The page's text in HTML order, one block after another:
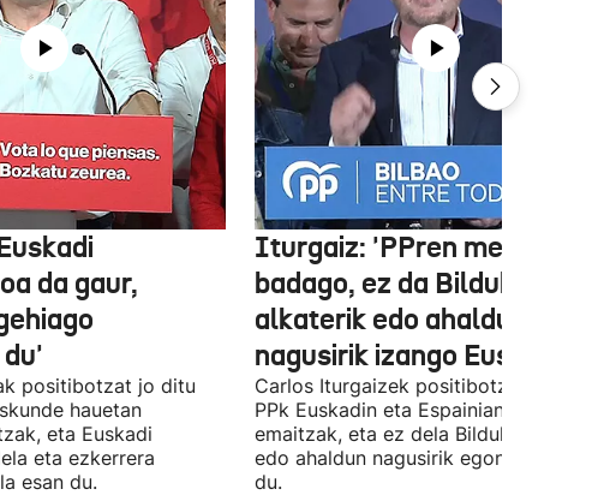
da gaur,
positibotzat jo ditu
hauetan
eta Euskadi
eta ezkerrera
esan du.
Iturgaiz: 'PPren menpe
badago, ez da Bilduko
alkaterik edo ahaldun
nagusirik izango Euskadin'
Carlos Iturgaizek positibotzat jo ditu
PPk Euskadin eta Espainian lortutako
emaitzak, eta ez dela Bilduko
edo ahaldun nagusirik egongo
du.